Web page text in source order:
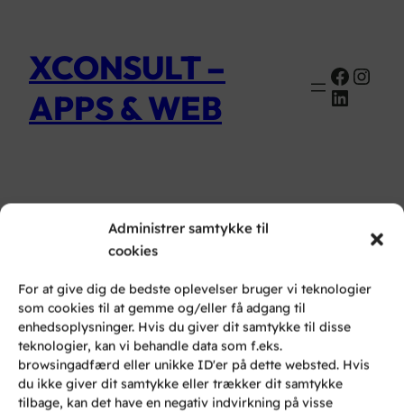
Administrer samtykke til
cookies
For at give dig de bedste oplevelser bruger vi teknologier
som cookies til at gemme og/eller få adgang til
enhedsoplysninger. Hvis du giver dit samtykke til disse
teknologier, kan vi behandle data som f.eks.
browsingadfærd eller unikke ID'er på dette websted. Hvis
du ikke giver dit samtykke eller trækker dit samtykke
tilbage, kan det have en negativ indvirkning på visse
XCONSULT –
APPS & WEB
Sitemap